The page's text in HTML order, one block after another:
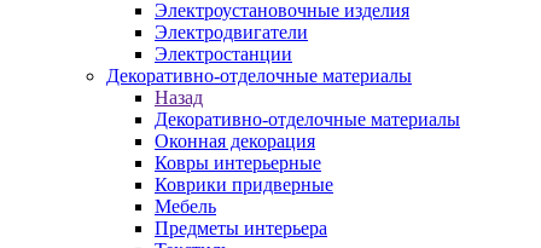
Электроустановочные изделия
Электродвигатели
Электростанции
Декоративно-отделочные материалы
Назад
Декоративно-отделочные материалы
Оконная декорация
Ковры интерьерные
Коврики придверные
Мебель
Предметы интерьера